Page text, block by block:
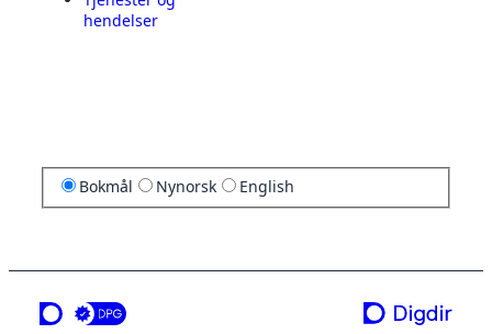
hendelser
Bokmål Nynorsk English